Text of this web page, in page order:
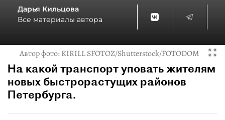
Дарья Кильцова
Все материалы автора
Автор фото:KIRILL SFOTOZ/Shutterstock/FOTODOM
На какой транспорт уповать жителям
новых быстрорастущих районов
Петербурга.